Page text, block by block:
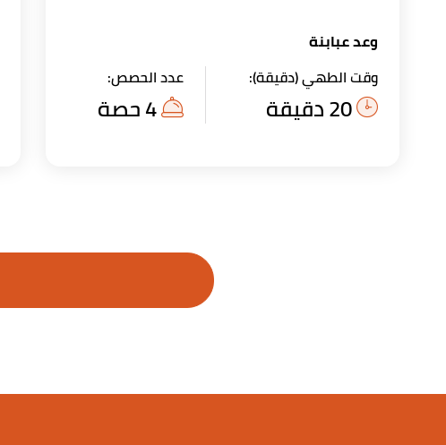
وعد عبابنة
وقت الطهي (دقيقة):
20 دقيقة
عدد الحصص:
4 حصة